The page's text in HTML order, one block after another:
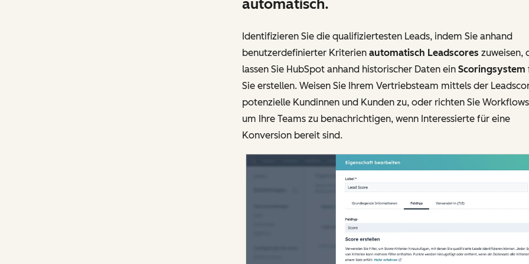
automatisch.
Identifizieren Sie die qualifiziertesten Leads, indem Sie anhand
benutzerdefinierter Kriterien automatisch Leadscores zuweisen,
lassen Sie HubSpot anhand historischer Daten ein Scoringsystem
Sie erstellen. Weisen Sie Ihrem Vertriebsteam mittels der
potenzielle Kundinnen und Kunden zu, oder richten Sie
um Ihre Teams zu benachrichtigen, wenn Interessierte für eine
Konversion bereit sind.